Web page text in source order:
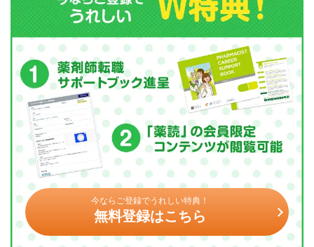
今ならご登録でうれしい特典！
無料登録はこちら